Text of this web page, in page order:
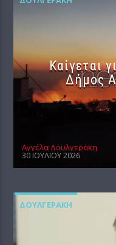
Καίγεται
Δήμος
Αγγέλα Δουλγεράκη
30 ΙΟΥΛΊΟΥ 2026
ΔΟΥΛΓΕΡΆΚΗ